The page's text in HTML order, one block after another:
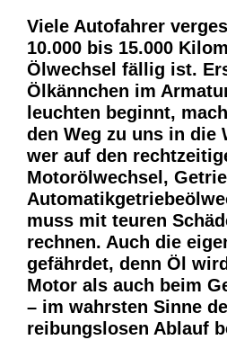
Viele Autofahrer
10.000 bis 15.000
Ölwechsel fällig ist.
Ölkännchen im
leuchten beginnt,
den Weg zu uns in die
wer auf den
Motorölwechsel,
muss mit teuren
rechnen. Auch die
gefährdet, denn Öl
Motor als auch beim
– im wahrsten Sinne
reibungslosen Ablauf